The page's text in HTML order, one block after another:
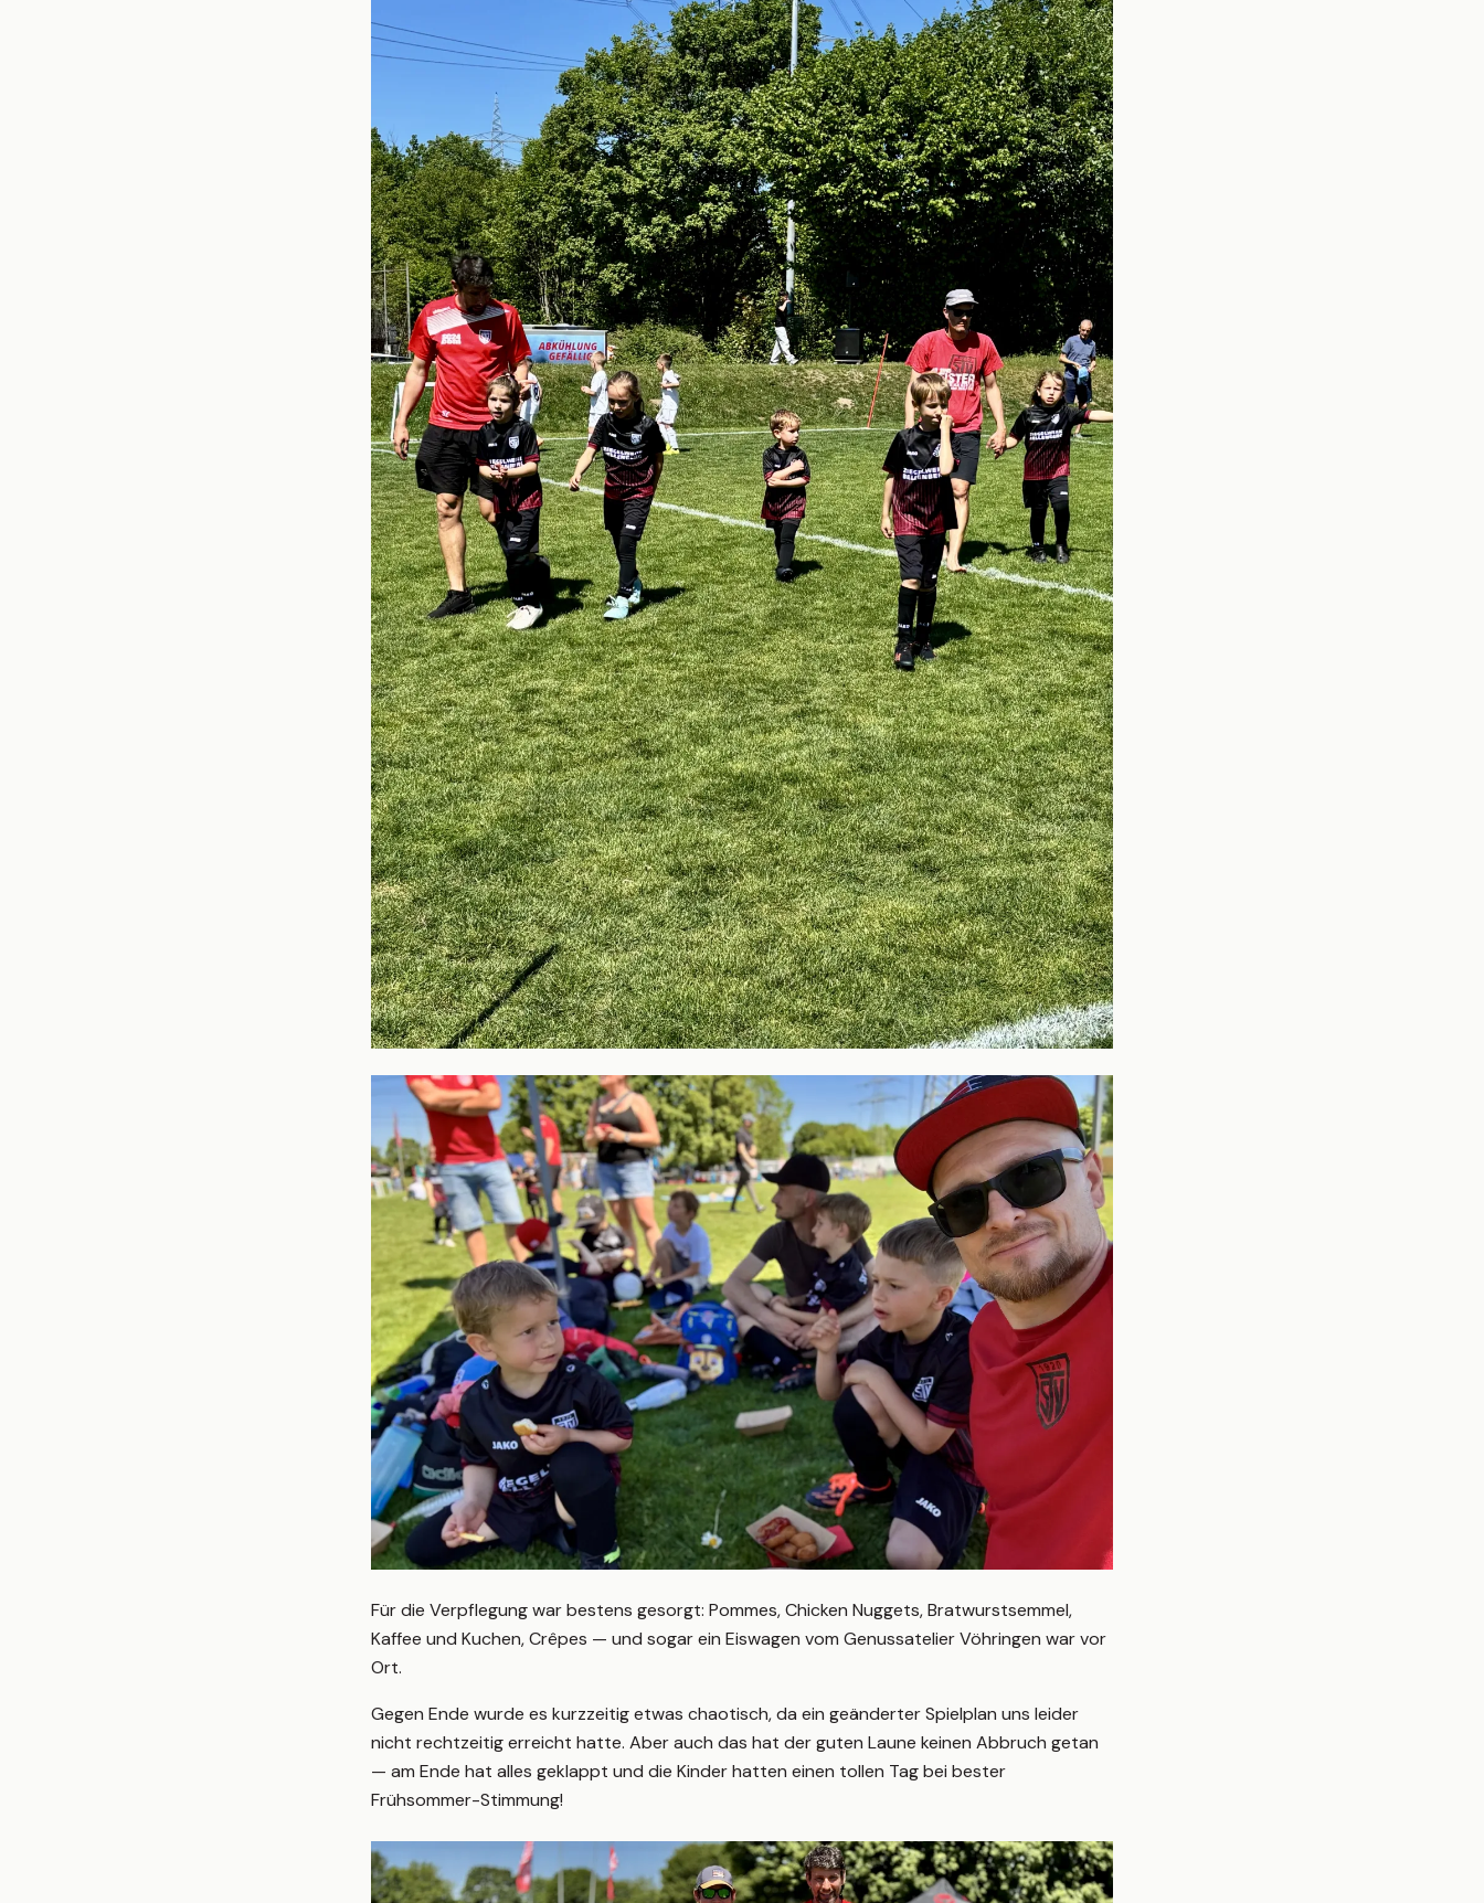
Für die Verpflegung war bestens gesorgt: Pommes, Chicken Nuggets, Bratwurstsemmel,
Kaffee und Kuchen, Crêpes — und sogar ein Eiswagen vom Genussatelier Vöhringen war vor
Ort.
Gegen Ende wurde es kurzzeitig etwas chaotisch, da ein geänderter Spielplan uns leider
nicht rechtzeitig erreicht hatte. Aber auch das hat der guten Laune keinen Abbruch getan
— am Ende hat alles geklappt und die Kinder hatten einen tollen Tag bei bester
Frühsommer-Stimmung!